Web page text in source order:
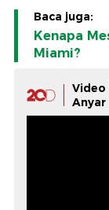
Baca juga:
Kenapa
Miami?
Video
Anyar